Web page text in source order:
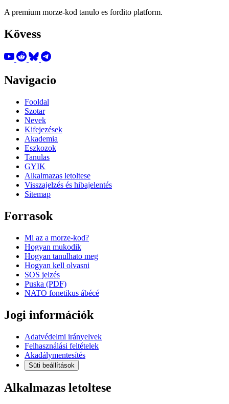
A premium morze-kod tanulo es fordito platform.
Kövess
Navigacio
Fooldal
Szotar
Nevek
Kifejezések
Akademia
Eszkozok
Tanulas
GYIK
Alkalmazas letoltese
Visszajelzés és hibajelentés
Sitemap
Forrasok
Mi az a morze-kod?
Hogyan mukodik
Hogyan tanulhato meg
Hogyan kell olvasni
SOS jelzés
Puska (PDF)
NATO fonetikus ábécé
Jogi információk
Adatvédelmi irányelvek
Felhasználási feltételek
Akadálymentesítés
Süti beállítások
Alkalmazas letoltese